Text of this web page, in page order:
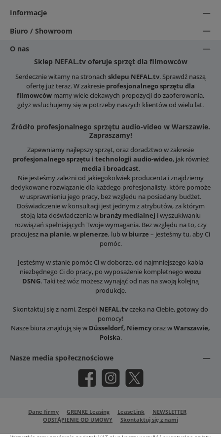
Informacje
Biuro / Showroom
O nas
Sklep NEFAL.tv oferuje sprzęt dla filmowców
Serdecznie witamy na stronach sklepu NEFAL.tv. Sprawdź naszą
ofertę już teraz. W zakresie profesjonalnego sprzętu dla
filmowców mamy wiele ciekawych propozycji do zaoferowania,
gdyż wsłuchujemy się w potrzeby naszych klientów od wielu lat.
Źródło profesjonalnego sprzętu audio-video w Warszawie.
Zapraszamy!
Zapewniamy najlepszy sprzęt, oraz doradztwo w zakresie
profesjonalnego sprzętu i technologii audio-wideo, jak również
media i broadcast.
Nie jesteśmy zależni od jakiegokolwiek producenta i znajdziemy
dedykowane rozwiązanie dla każdego profesjonalisty, które pomoże
w usprawnieniu jego pracy, bez względu na posiadany budżet.
Doświadczenie w konsultacji jest jednym z atrybutów, za którym
stoją lata doświadczenia w branży medialnej i wyszukiwaniu
rozwiązań spełniających Twoje wymagania. Bez względu na to, czy
pracujesz na planie,w plenerze, lubw biurze – jesteśmy tu, aby Ci
pomóc.
Jesteśmy w stanie pomóc Ci w doborze, od najmniejszego kabla
niezbędnego Ci do pracy, po wyposażenie kompletnego wozu
DSNG. Taki też wóz możesz wynająć od nas na swoją kolejną
produkcję.
Skontaktuj się z nami. Zespół NEFAL.tvczeka na Ciebie, gotowy do
pomocy!
Nasze biura znajdują się w Düsseldorf, Niemcyoraz wWarszawie,
Polska.
Nasze media społecznościowe
Facebook InstagramX / Twitter
Dane firmy GRENKE Leasing LeaseLink
NEWSLETTER
ODSTĄPIENIE OD UMOWY
Skontaktuj się z nami